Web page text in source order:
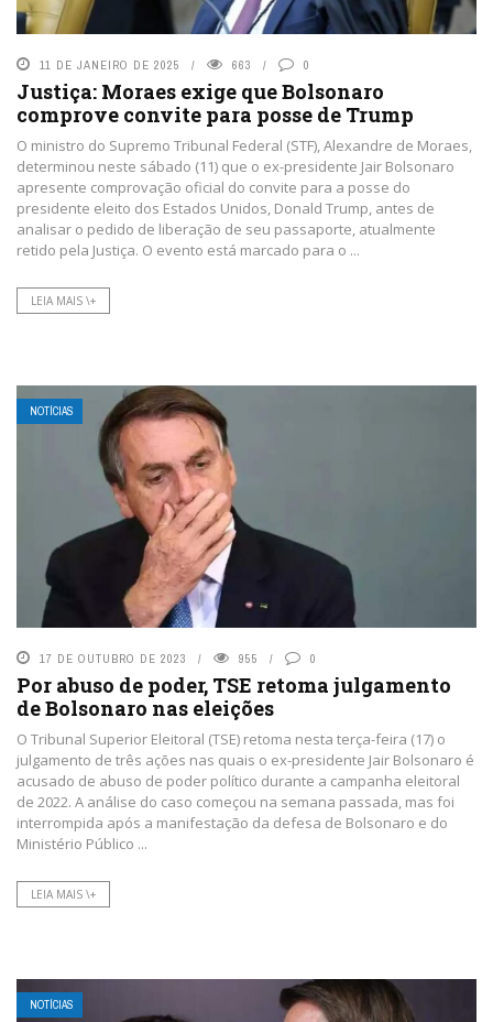
11 DE JANEIRO DE 2025 663 0
Justiça: Moraes exige que Bolsonaro
comprove convite para posse de Trump
O ministro do Supremo Tribunal Federal (STF), Alexandre de Moraes,
determinou neste sábado (11) que o ex-presidente Jair Bolsonaro
apresente comprovação oficial do convite para a posse do
presidente eleito dos Estados Unidos, Donald Trump, antes de
analisar o pedido de liberação de seu passaporte, atualmente
retido pela Justiça. O evento está marcado para o ...
LEIA MAIS \+
NOTÍCIAS
17 DE OUTUBRO DE 2023 955 0
Por abuso de poder, TSE retoma julgamento
de Bolsonaro nas eleições
O Tribunal Superior Eleitoral (TSE) retoma nesta terça-feira (17) o
julgamento de três ações nas quais o ex-presidente Jair Bolsonaro é
acusado de abuso de poder político durante a campanha eleitoral
de 2022. A análise do caso começou na semana passada, mas foi
interrompida após a manifestação da defesa de Bolsonaro e do
Ministério Público ...
LEIA MAIS \+
NOTÍCIAS